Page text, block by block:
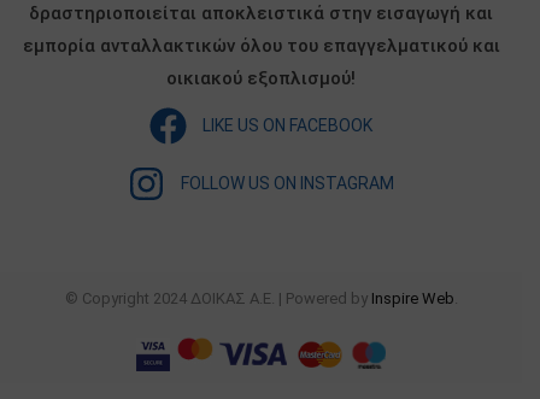
δραστηριοποιείται αποκλειστικά στην εισαγωγή και
εμπορία ανταλλακτικών όλου του επαγγελματικού και
οικιακού εξοπλισμού!
LIKE US ON FACEBOOK
FOLLOW US ON INSTAGRAM
© Copyright 2024 ΔΟΙΚΑΣ Α.Ε. | Powered by Inspire Web.